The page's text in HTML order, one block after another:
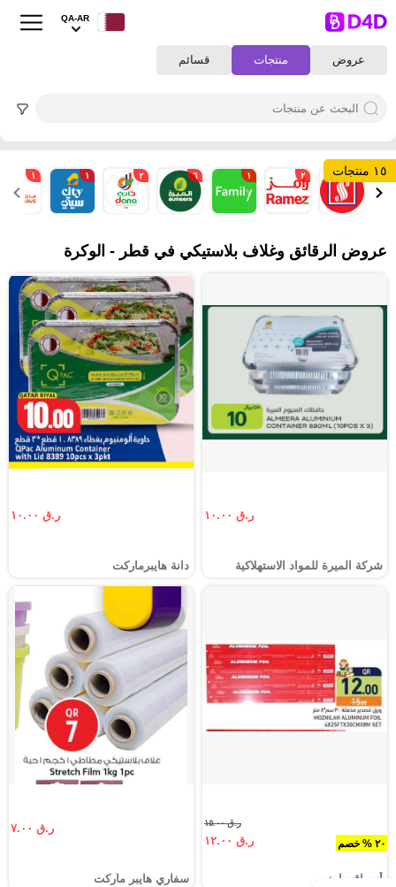
عروض منتجات قسائم
QA-AR
١٥ منتجات ١ ٢ ١ ٦ ٢ ١ ١
عروض الرقائق وغلاف بلاستيكي في قطر - الوكرة
ر.ق ١٠.٠٠
شركة الميرة للمواد الاستهلاكية
ر.ق ١٠.٠٠
دانة هايبرماركت
٢٠ % خصم
ر.ق ١٥.٠٠
ر.ق ١٢.٠٠
أسواق رامز
ر.ق ٧.٠٠
سفاري هايبر ماركت